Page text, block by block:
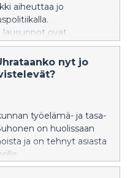
aiheuttaa jo
lausunnot ovat
kokoomuksen
vauhtisokeutta, joka
SDP:n Tuppurainen
nyt jo
työelämä- ja tasa-
on huolissaan
ja on tehnyt asiasta